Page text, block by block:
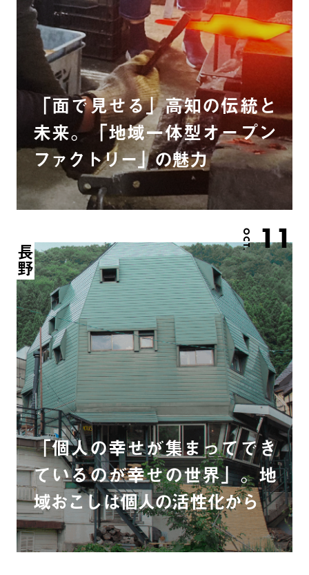
「面で見せる」高知の伝統と
未来。「地域一体型オープン
ファクトリー」の魅力
OCT. 11
長野
「個人の幸せが集まってでき
ているのが幸せの世界」。地
域おこしは個人の活性化から